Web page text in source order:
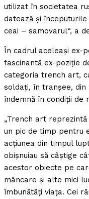
utilizat în societatea
datează şi
ceai – samovarul“, a
În cadrul aceleaşi ex-
fascinantă ex-poziţie
categoria trench art,
soldaţi, în tranşee,
îndemnă în condiţii de
„Trench art
un pic de timp pentru
acţiunea din timpul
obişnuiau să câştige
acestor obiecte pe
mâncare şi alte mici
îmbunătăţi viaţa. Cei